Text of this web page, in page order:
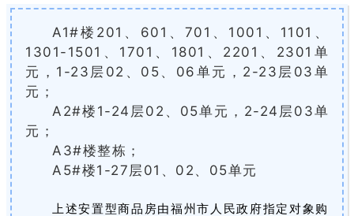
A1#楼201、601、701、1001、1101、
1301-1501、1701、1801、2201、2301单
元，1-23层02、05、06单元，2-23层03单
元；
A2#楼1-24层02、05单元，2-24层03单
元；
A3#楼整栋；
A5#楼1-27层01、02、05单元
上述安置型商品房由福州市人民政府指定对象购